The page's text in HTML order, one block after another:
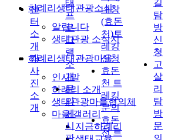
하례리생태관광소식
알립니다
생태관광 소식지
하례리생태관광마을
인사말
하례리 소개
생태관광마을협의체
마을 갤러리
지금하례리
센
터
소
개
강
사
진
소
개
태
프
로
그
램
소
개
문
의
게
시
판
내창
(효돈
천)트
레킹
신청
효돈
천 트
레킹
문의
효돈
천 트
길
탐
방
신
청
고
살
리
탐
방
문
의